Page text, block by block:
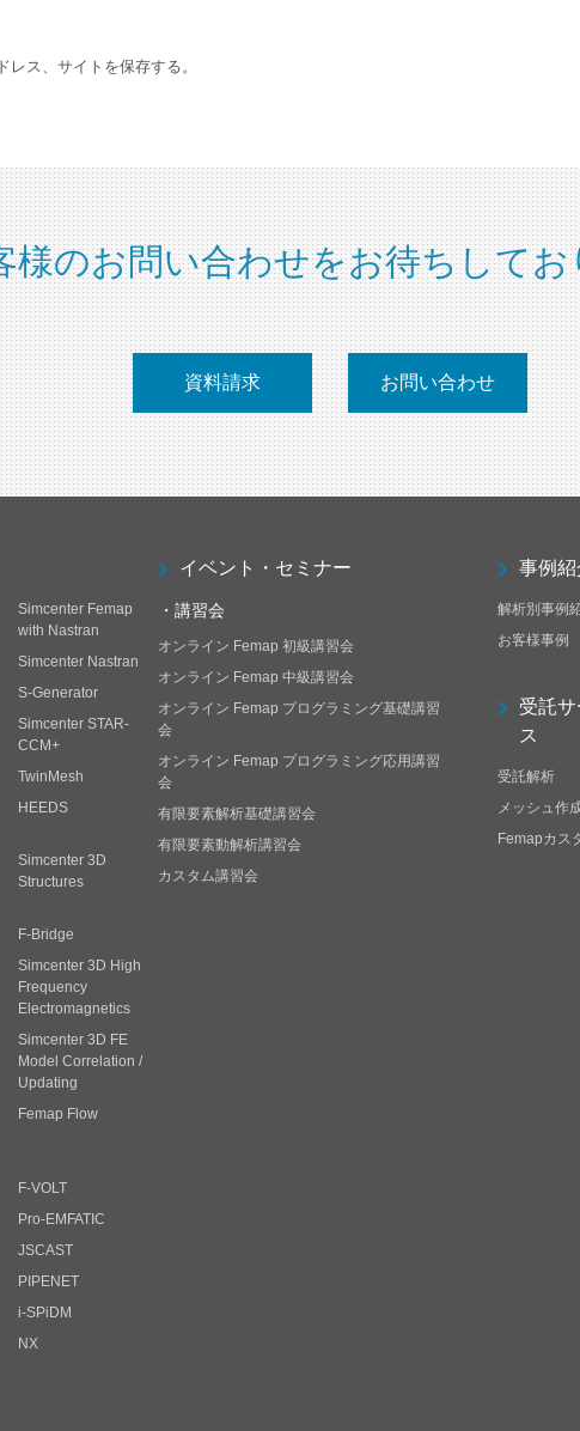
ス、サイトを保存する。
様のお問い合わせをお待ちしてお
資料請求 お問い合わせ
Simcenter Femap
with Nastran
Simcenter Nastran
S-Generator
Simcenter STAR-
CCM+
TwinMesh
HEEDS
Simcenter 3D
Structures
F-Bridge
Simcenter 3D High
Frequency
Electromagnetics
Simcenter 3D FE
Model Correlation /
Updating
Femap Flow
F-VOLT
Pro-EMFATIC
JSCAST
PIPENET
i-SPiDM
NX
イベント・セミナー
・講習会
オンライン Femap 初級講習会
オンライン Femap 中級講習会
オンライン Femap プログラミング基礎講習
会
オンライン Femap プログラミング応用講習
会
有限要素解析基礎講習会
有限要素動解析講習会
カスタム講習会
事例紹
解析別事例
お客様事例
受託
ス
受託解析
メッシュ作
Femapカス